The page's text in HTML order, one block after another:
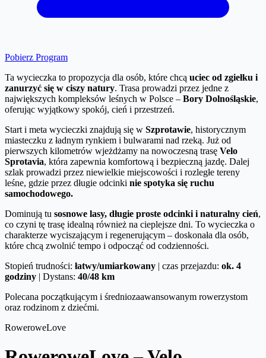
Pobierz Program
Ta wycieczka to propozycja dla osób, które chcą uciec od zgiełku i
zanurzyć się w ciszy natury. Trasa prowadzi przez jedne z
największych kompleksów leśnych w Polsce – Bory Dolnośląskie,
oferując wyjątkowy spokój, cień i przestrzeń.
Start i meta wycieczki znajdują się w Szprotawie, historycznym
miasteczku z ładnym rynkiem i bulwarami nad rzeką. Już od
pierwszych kilometrów wjeżdżamy na nowoczesną trasę Velo
Sprotavia, która zapewnia komfortową i bezpieczną jazdę. Dalej
szlak prowadzi przez niewielkie miejscowości i rozległe tereny
leśne, gdzie przez długie odcinki nie spotyka się ruchu
samochodowego.
Dominują tu sosnowe lasy, długie proste odcinki i naturalny cień,
co czyni tę trasę idealną również na cieplejsze dni. To wycieczka o
charakterze wyciszającym i regenerującym – doskonała dla osób,
które chcą zwolnić tempo i odpocząć od codzienności.
Stopień trudności: łatwy/umiarkowany | czas przejazdu: ok. 4
godziny | Dystans: 40/48 km
Polecana początkującym i średniozaawansowanym rowerzystom
oraz rodzinom z dziećmi.
RoweroweLove